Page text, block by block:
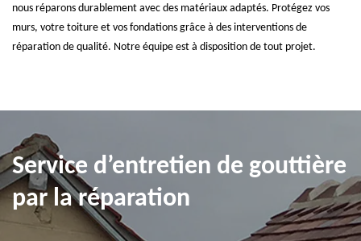
nous réparons durablement avec des matériaux adaptés. Protégez vos
murs, votre toiture et vos fondations grâce à des interventions de
réparation de qualité. Notre équipe est à disposition de tout projet.
Service d’entretien de gouttière
par la réparation